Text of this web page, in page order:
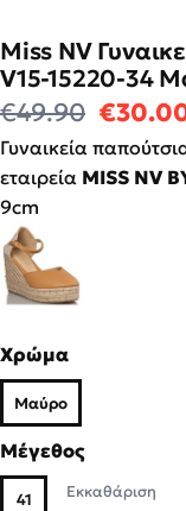
Miss NV
V15-15220-34
€49.90 €
Γυναικεία
εταιρεία MISS NV
9cm
Χρώμα
Μαύρο
Μέγεθος
41 Εκκαθάριση